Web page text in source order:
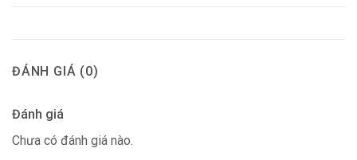
ĐÁNH GIÁ (0)
Đánh giá
Chưa có đánh giá nào.